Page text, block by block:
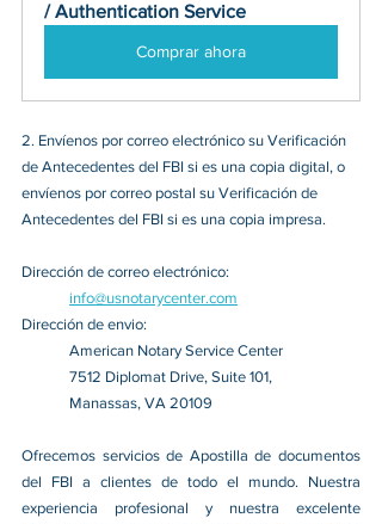
/ Authentication Service
Comprar ahora
2. Envíenos por correo electrónico su Verificación
de Antecedentes del FBI si es una copia digital, o
envíenos por correo postal su Verificación de
Antecedentes del FBI si es una copia impresa.
Dirección de correo electrónico:
info@usnotarycenter.com
Dirección de envio:
American Notary Service Center
7512 Diplomat Drive, Suite 101,
Manassas, VA 20109
Ofrecemos servicios de Apostilla de documentos
del FBI a clientes de todo el mundo. Nuestra
experiencia profesional y nuestra excelente